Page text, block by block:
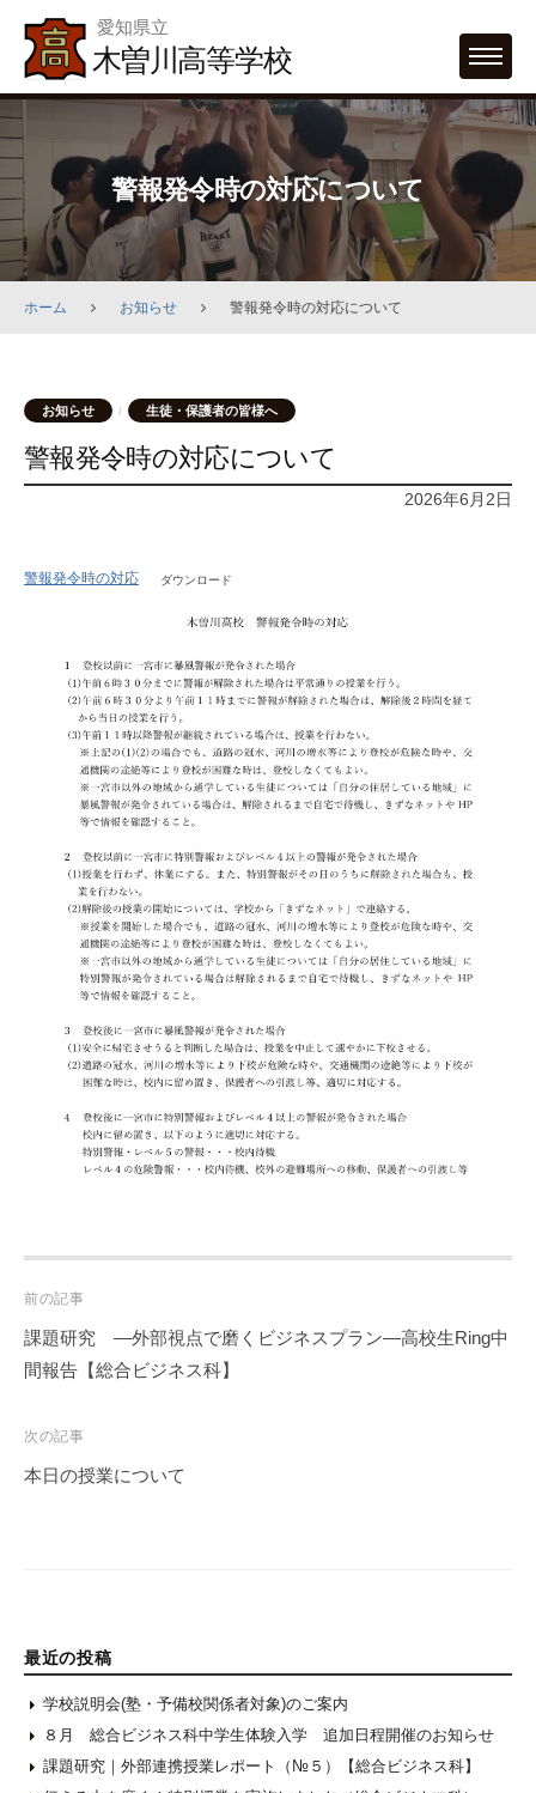
content
愛知県立
木曽川高等学校 MENU
警報発令時の対応について
ホーム お知らせ 警報発令時の対応について
お知らせ / 生徒・保護者の皆様へ
警報発令時の対応について
2026年6月2日
警報発令時の対応 ダウンロード
Post
navigation
前の記事
課題研究 ―外部視点で磨くビジネスプラン―高校生Ring中
間報告【総合ビジネス科】
次の記事
本日の授業について
最近の投稿
学校説明会(塾・予備校関係者対象)のご案内
８月 総合ビジネス科中学生体験入学 追加日程開催のお知らせ
課題研究｜外部連携授業レポート（№５）【総合ビジネス科】